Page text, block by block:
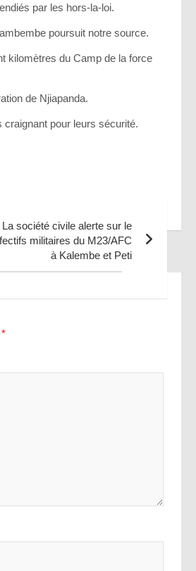
par les hors-la-loi.
poursuit notre source.
kilomètres du Camp de la force
de Njiapanda.
craignant pour leurs sécurité.
La société civile alerte sur le
militaires du M23/AFC
à Kalembe et Peti
*